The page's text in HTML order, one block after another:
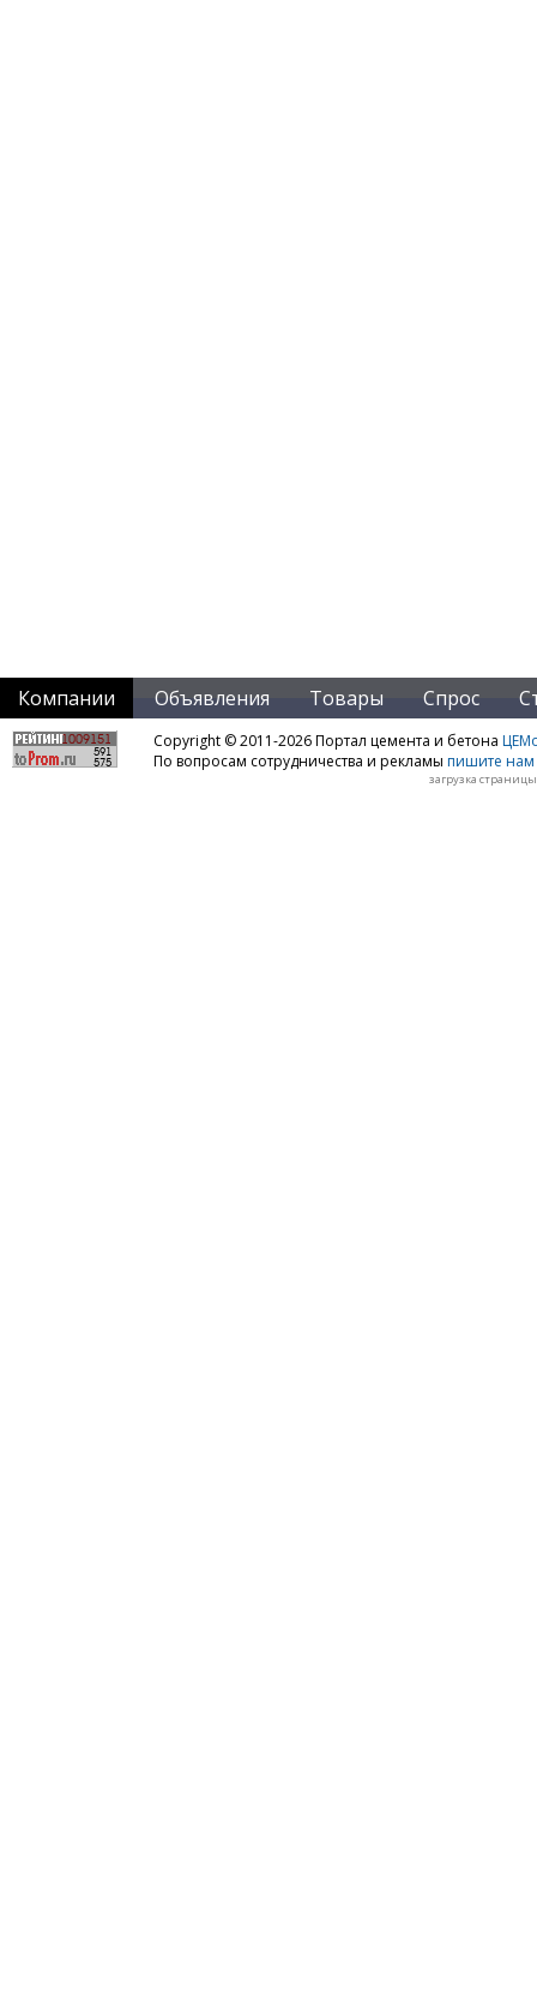
Компании Объявления Товары Спрос
Copyright © 2011-2026 Портал цемента и бетона
По вопросам сотрудничества и рекламы пишите нам
загрузка